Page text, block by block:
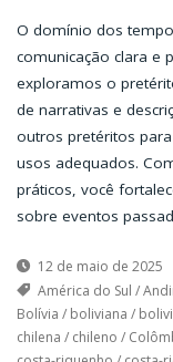
O domínio dos
comunicação clara e
exploramos o
de narrativas e
outros pretéritos
usos adequados.
práticos, você
sobre eventos
12 de maio de 2025
América do Sul /
Bolívia / boliviana /
chilena / chileno /